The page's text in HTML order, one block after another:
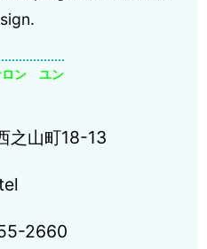
ロン ユン
之山町18-13
2660